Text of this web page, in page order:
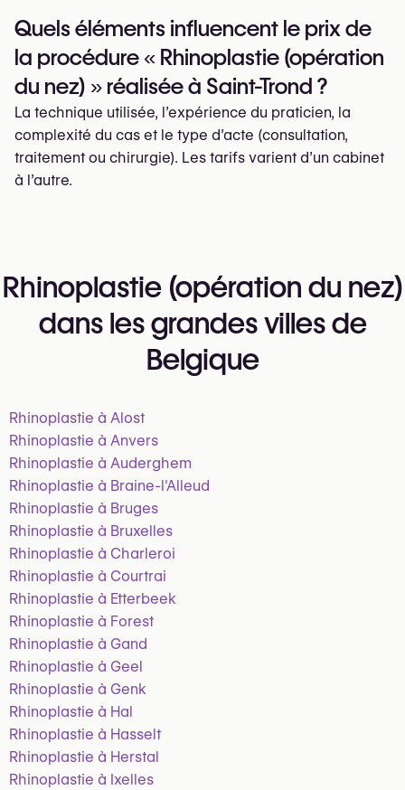
Quels éléments influencent le prix de
la procédure « Rhinoplastie (opération
du nez) » réalisée à Saint-Trond ?
La technique utilisée, l’expérience du praticien, la
complexité du cas et le type d’acte (consultation,
traitement ou chirurgie). Les tarifs varient d’un cabinet
à l’autre.
Rhinoplastie (opération du nez)
dans les grandes villes de
Belgique
Rhinoplastie à Alost
Rhinoplastie à Anvers
Rhinoplastie à Auderghem
Rhinoplastie à Braine-l'Alleud
Rhinoplastie à Bruges
Rhinoplastie à Bruxelles
Rhinoplastie à Charleroi
Rhinoplastie à Courtrai
Rhinoplastie à Etterbeek
Rhinoplastie à Forest
Rhinoplastie à Gand
Rhinoplastie à Geel
Rhinoplastie à Genk
Rhinoplastie à Hal
Rhinoplastie à Hasselt
Rhinoplastie à Herstal
Rhinoplastie à Ixelles